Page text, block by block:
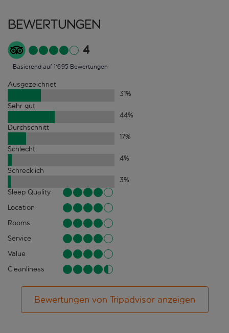
Bewertungen
4
Basierend auf 1'695 Bewertungen
Ausgezeichnet
31%
Sehr gut
44%
Durchschnitt
17%
Schlecht
4%
Schrecklich
3%
Sleep Quality
Location
Rooms
Service
Value
Cleanliness
Bewertungen von Tripadvisor anzeigen